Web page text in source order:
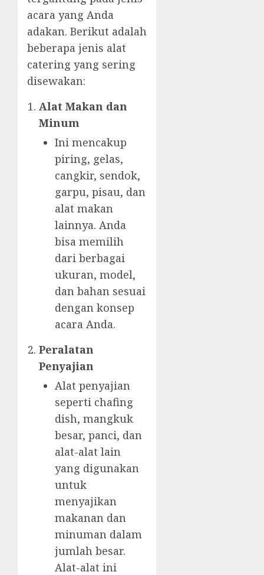
acara yang Anda
adakan. Berikut adalah
beberapa jenis alat
catering yang sering
disewakan:
Alat Makan dan
Minum
Ini mencakup
piring, gelas,
cangkir, sendok,
garpu, pisau, dan
alat makan
lainnya. Anda
bisa memilih
dari berbagai
ukuran, model,
dan bahan sesuai
dengan konsep
acara Anda.
Peralatan
Penyajian
Alat penyajian
seperti chafing
dish, mangkuk
besar, panci, dan
alat-alat lain
yang digunakan
untuk
menyajikan
makanan dan
minuman dalam
jumlah besar.
Alat-alat ini